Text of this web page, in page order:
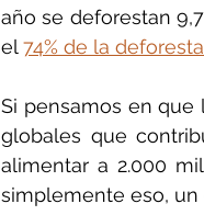
año se deforestan
el 74% de la
Si pensamos en que
globales que
alimentar a 2.000
simplemente eso, un